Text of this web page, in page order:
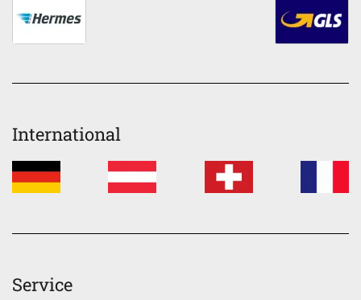
International
Service